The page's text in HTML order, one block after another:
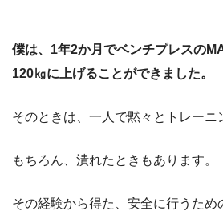
僕は、1年2か月でベンチプレスの
120㎏に上げることができました。
そのときは、一人で黙々とトレーニ
もちろん、潰れたときもあります。
その経験から得た、安全に行うため